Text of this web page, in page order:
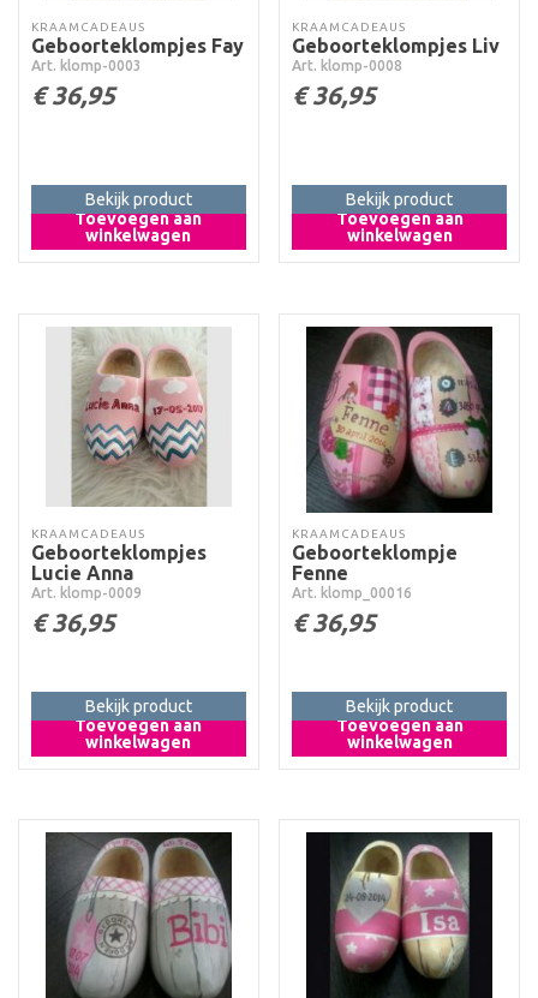
KRAAMCADEAUS
Geboorteklompjes Fay
Art. klomp-0003
€36,95
Toevoegen aan
winkelwagen
Bekijk product
KRAAMCADEAUS
Geboorteklompjes Liv
Art. klomp-0008
€36,95
Toevoegen aan
winkelwagen
Bekijk product
KRAAMCADEAUS
Geboorteklompjes
Lucie Anna
Art. klomp-0009
€36,95
Toevoegen aan
winkelwagen
Bekijk product
KRAAMCADEAUS
Geboorteklompje
Fenne
Art. klomp_00016
€36,95
Toevoegen aan
winkelwagen
Bekijk product